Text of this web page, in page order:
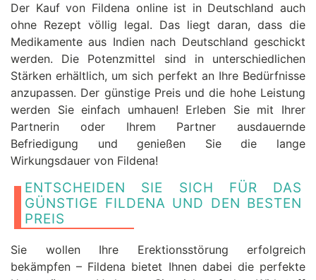
Der Kauf von Fildena online ist in Deutschland auch
ohne Rezept völlig legal. Das liegt daran, dass die
Medikamente aus Indien nach Deutschland geschickt
werden. Die Potenzmittel sind in unterschiedlichen
Stärken erhältlich, um sich perfekt an Ihre Bedürfnisse
anzupassen. Der günstige Preis und die hohe Leistung
werden Sie einfach umhauen! Erleben Sie mit Ihrer
Partnerin oder Ihrem Partner ausdauernde
Befriedigung und genießen Sie die lange
Wirkungsdauer von Fildena!
ENTSCHEIDEN SIE SICH FÜR DAS
GÜNSTIGE FILDENA UND DEN BESTEN
PREIS
Sie wollen Ihre Erektionsstörung erfolgreich
bekämpfen – Fildena bietet Ihnen dabei die perfekte